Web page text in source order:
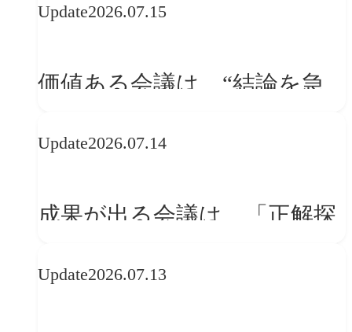
望
Update2026.07.15
価値ある会議は、“結論を急
場”である
Update2026.07.14
成果が出る会議は、「正解探
Update2026.07.13